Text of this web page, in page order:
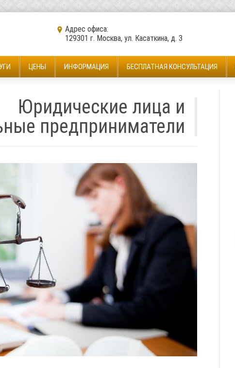
Адрес офиса:
129301 г. Москва, ул. Касаткина, д. 3
ЦЕНЫ ИНФОРМАЦИЯ БЕСПЛАТНАЯ КОНСУЛЬТАЦИЯ
Юридические лица и
предприниматели